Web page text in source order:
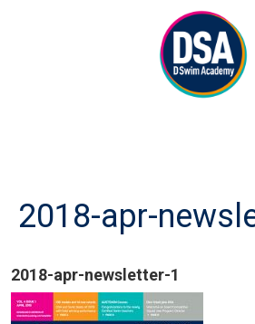
2018-apr-
2018-apr-newsletter-1